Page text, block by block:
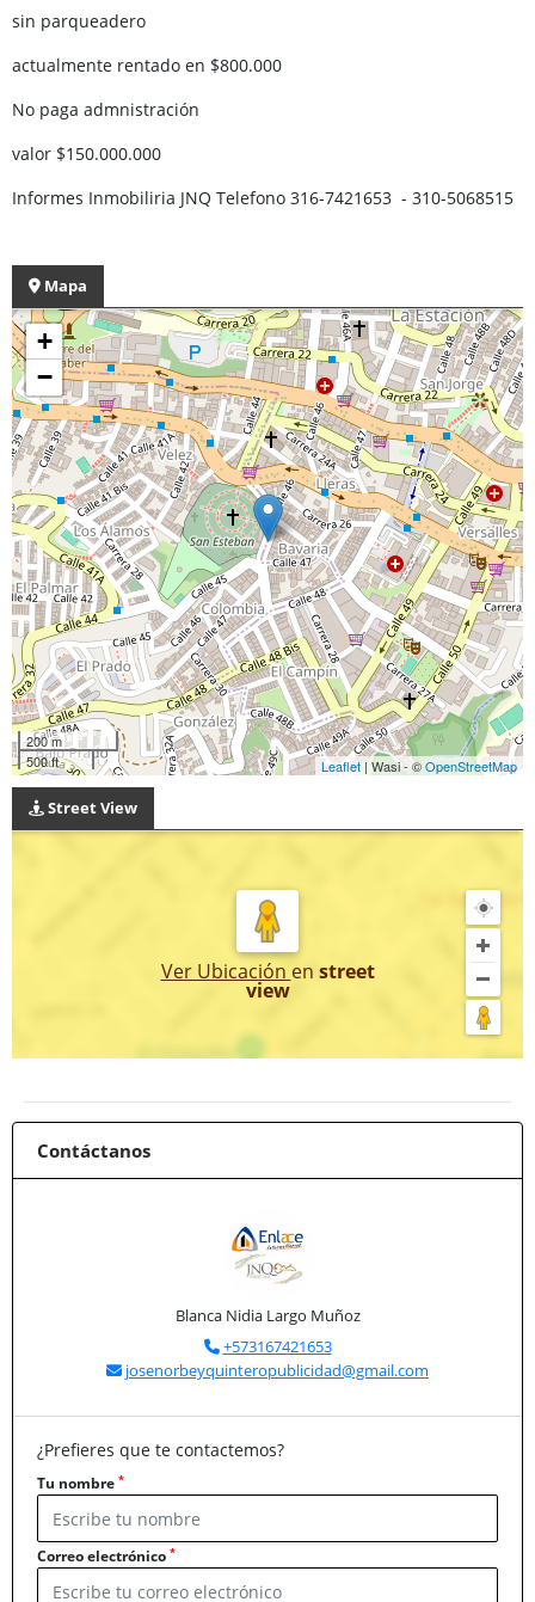
sin parqueadero
actualmente rentado en $800.000
No paga admnistración
valor $150.000.000
Informes Inmobiliria JNQ Telefono 316-7421653 - 310-5068515
Mapa
+
−
200 m
500 ft
Leaflet | Wasi - ©OpenStreetMap
Street View
Ver Ubicación en street
view
Contáctanos
Blanca Nidia Largo Muñoz
+573167421653
josenorbeyquinteropublicidad@gmail.com
¿Prefieres que te contactemos?
Tu nombre *
Correo electrónico *